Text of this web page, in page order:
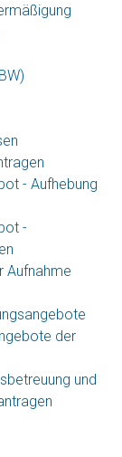
- Aufhebung
-
Aufnahme
der
und